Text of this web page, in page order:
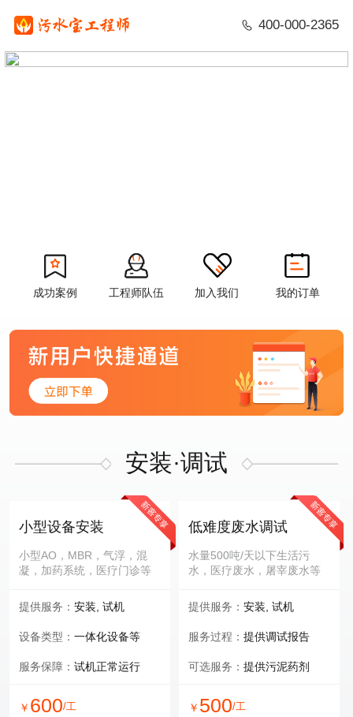
400-000-2365
成功案例 工程师队伍 加入我们 我的订单
安装·调试
小型设备安装
小型AO，MBR，气浮，混
凝，加药系统，医疗门诊等
提供服务： 安装, 试机
设备类型： 一体化设备等
服务保障： 试机正常运行
￥ 600/工
低难度废水调试
水量500吨/天以下生活污
水，医疗废水，屠宰废水等
提供服务： 安装, 试机
服务过程： 提供调试报告
可选服务： 提供污泥药剂
￥ 500/工